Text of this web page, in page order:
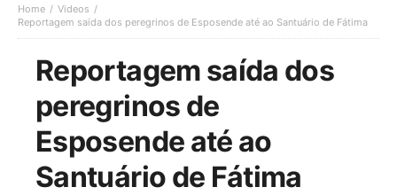
Home
Videos
Reportagem saída dos peregrinos de Esposende até ao Santuário de Fátima
Reportagem saída dos
peregrinos de
Esposende até ao
Santuário de Fátima